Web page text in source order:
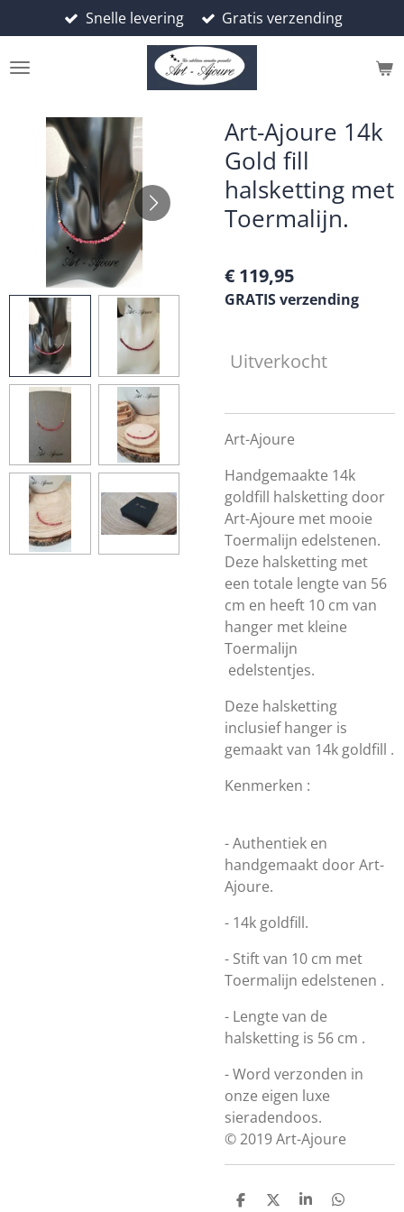
direct
naar
Snelle levering Gratis verzending
Art-Ajoure 14k
Gold fill
halsketting met
Toermalijn.
€ 119,95
GRATIS verzending
Uitverkocht
Art-Ajoure
Handgemaakte 14k
goldfill halsketting door
Art-Ajoure met mooie
Toermalijn edelstenen.
Deze halsketting met
een totale lengte van 56
cm en heeft 10 cm van
hanger met kleine
Toermalijn
edelstentjes.
Deze halsketting
inclusief hanger is
gemaakt van 14k goldfill .
Kenmerken :
- Authentiek en
handgemaakt door Art-
Ajoure.
- 14k goldfill.
- Stift van 10 cm met
Toermalijn edelstenen .
- Lengte van de
halsketting is 56 cm .
- Word verzonden in
onze eigen luxe
sieradendoos.
© 2019 Art-Ajoure
D
D
S
D